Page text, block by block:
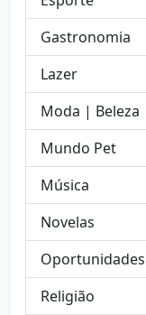
Gastronomia
Lazer
Moda | Beleza
Mundo Pet
Música
Novelas
Oportunidades
Religião